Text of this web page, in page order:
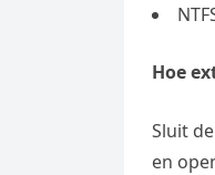
Hoe
Sluit
en